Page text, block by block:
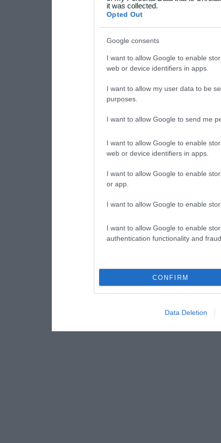
consent section.
it was collected.
Opted Out
Google consents
I want to allow Google to enable
web or device identifiers in apps.
I want to allow my user data to be
purposes.
I want to allow Google to send me
I want to allow Google to enable
web or device identifiers in apps.
I want to allow Google to enable
or app.
I want to allow Google to enable
I want to allow Google to enable
authentication functionality and
CONFIRM
Data Deletion